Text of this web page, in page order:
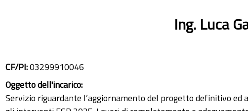
Ing. Luca
CF/PI:03299910046
Oggetto dell'incarico:
Servizio riguardante l’aggiornamento del progetto definitivo